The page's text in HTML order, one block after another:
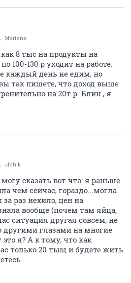
Mariana
8 тыс на продукты на
100-130 р уходит на работе.
каждый день не едим, но
так пишете, что доход выше
на 20т.р. Блин , я
ulchik
сказать вот что: я раньше
чем сейчас, гораздо...могла
раз нехило, цен на
вообще (почем там яйца,
ситуация другая совсем, не
другими глазами на многие
я? А к тому, что как
только 20 тыщ и будете жить